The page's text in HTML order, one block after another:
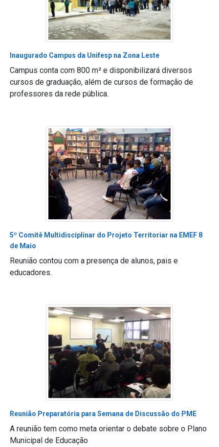
Inaugurado Campus da Unifesp na Zona Leste
Campus conta com 800 m² e disponibilizará diversos
cursos de graduação, além de cursos de formação de
professores da rede pública.
5º Comitê Multidisciplinar do Projeto Territoriar na EMEF 8
de Maio
Reunião contou com a presença de alunos, pais e
educadores.
Reunião Preparatória para Semana de Discussão do PME
A reunião tem como meta orientar o debate sobre o Plano
Municipal de Educação